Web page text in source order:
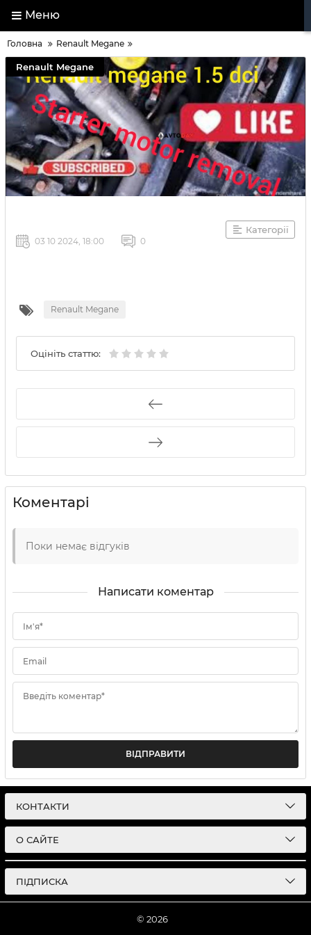
Меню
Головна Renault Megane
Renault Megane
Категорії
03 10 2024, 18:00 0
Renault Megane
Оцініть статтю:
Коментарі
Поки немає відгуків
Написати коментар
Ім'я*
Email
Введіть коментар*
ВІДПРАВИТИ
КОНТАКТИ
О САЙТЕ
ПІДПИСКА
© 2026